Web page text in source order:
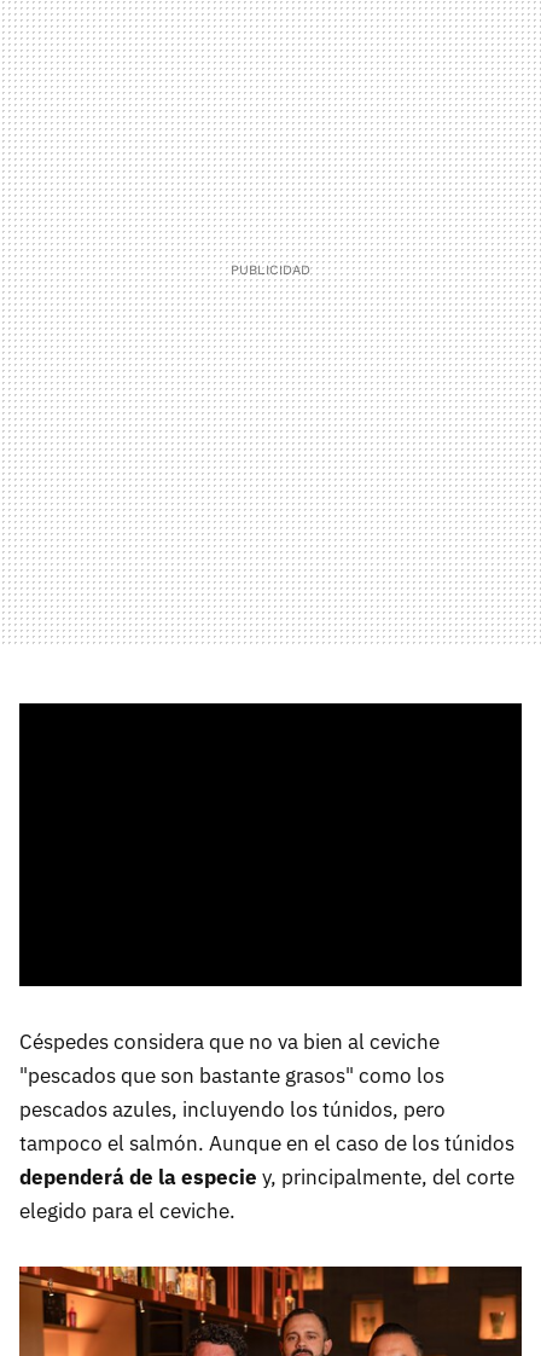
Céspedes considera que no va bien al ceviche
"pescados que son bastante grasos" como los
pescados azules, incluyendo los túnidos, pero
tampoco el salmón. Aunque en el caso de los túnidos
dependerá de la especie y, principalmente, del corte
elegido para el ceviche.